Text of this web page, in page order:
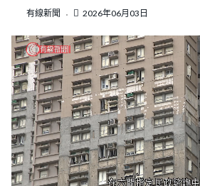
有線新聞 2026年06月03日